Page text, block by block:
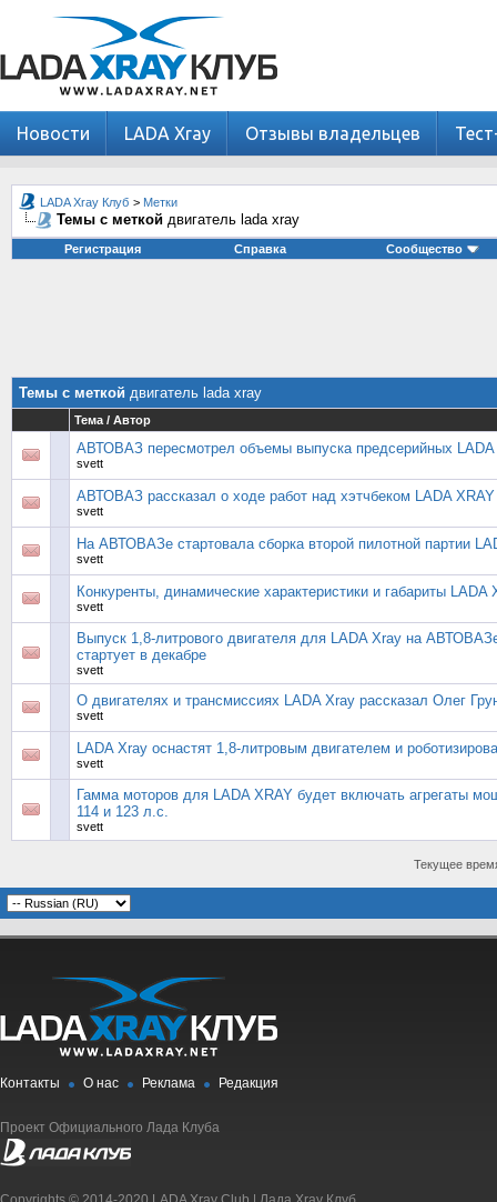
Новости LADA Xray Отзывы владельцев
LADA Xray Клуб > Метки
Темы с меткой двигатель lada xray
Регистрация Справка Сообщество
Темы с меткой двигатель lada xray
Тема / Автор
АВТОВАЗ пересмотрел объемы выпуска предсерийных LADA
svett
АВТОВАЗ рассказал о ходе работ над хэтчбеком LADA XRAY
svett
На АВТОВАЗе стартовала сборка второй пилотной партии
svett
Конкуренты, динамические характеристики и габариты LADA
svett
Выпуск 1,8-литрового двигателя для LADA Xray на
стартует в декабре
svett
О двигателях и трансмиссиях LADA Xray рассказал Олег
svett
LADA Xray оснастят 1,8-литровым двигателем и
svett
Гамма моторов для LADA XRAY будет включать агрегаты
114 и 123 л.с.
svett
Текущее
Контакты О нас Реклама Редакция
Проект Официального Лада Клуба